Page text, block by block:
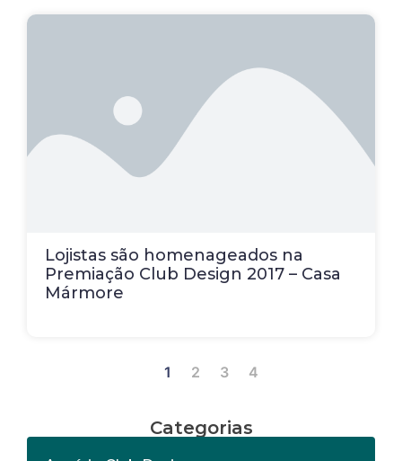
Lojistas são homenageados na
Premiação Club Design 2017 – Casa
Mármore
1 2 3 4
Categorias